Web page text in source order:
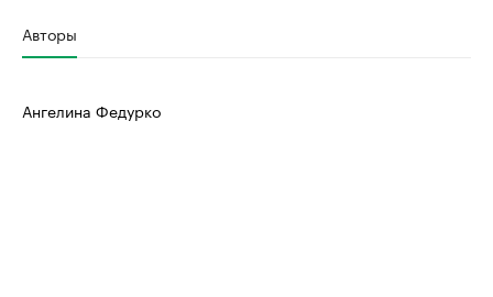
Авторы
Ангелина Федурко